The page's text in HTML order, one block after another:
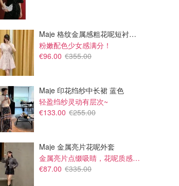
Maje 格纹金属感粗花呢短衬衫裙
粉嫩配色少女感满分！
€96.00 €355.00
Maje 印花绉纱中长裙 蓝色
轻盈绉纱灵动有层次~
€133.00 €255.00
Maje 金属亮片花呢外套
金属亮片点缀吸睛，花呢质感高级又显贵
€87.00 €335.00